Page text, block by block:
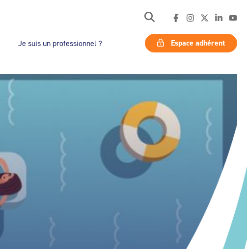
Je suis un professionnel ? Espace adhérent